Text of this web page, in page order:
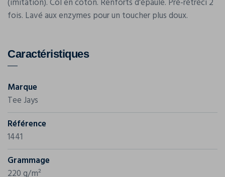
fois. Lavé aux enzymes pour un toucher plus doux.
Caractéristiques
Marque
Tee Jays
Référence
1441
Grammage
220 g/m²